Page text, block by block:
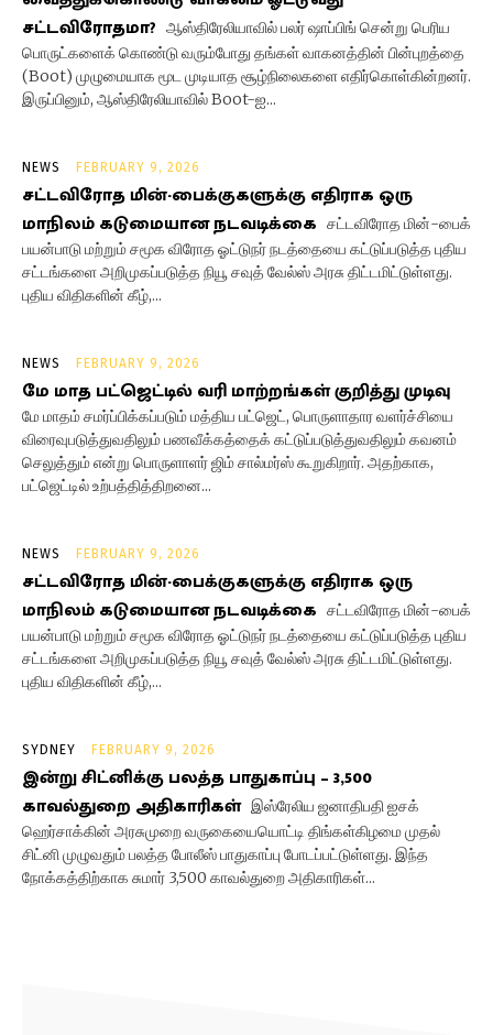
சட்டவிரோதமா? ஆஸ்திரேலியாவில் பலர் ஷாப்பிங் சென்று பெரிய
பொருட்களைக் கொண்டு வரும்போது தங்கள் வாகனத்தின் பின்புறத்தை
(Boot) முழுமையாக மூட முடியாத சூழ்நிலைகளை எதிர்கொள்கின்றனர்.
இருப்பினும், ஆஸ்திரேலியாவில் Boot-ஐ...
NEWS FEBRUARY 9, 2026
சட்டவிரோத மின்-பைக்குகளுக்கு எதிராக ஒரு
மாநிலம் கடுமையான நடவடிக்கை சட்டவிரோத மின்-பைக்
பயன்பாடு மற்றும் சமூக விரோத ஓட்டுநர் நடத்தையை கட்டுப்படுத்த புதிய
சட்டங்களை அறிமுகப்படுத்த நியூ சவுத் வேல்ஸ் அரசு திட்டமிட்டுள்ளது.
புதிய விதிகளின் கீழ்,...
NEWS FEBRUARY 9, 2026
மே மாத பட்ஜெட்டில் வரி மாற்றங்கள் குறித்து முடிவு
மே மாதம் சமர்ப்பிக்கப்படும் மத்திய பட்ஜெட், பொருளாதார வளர்ச்சியை
விரைவுபடுத்துவதிலும் பணவீக்கத்தைக் கட்டுப்படுத்துவதிலும் கவனம்
செலுத்தும் என்று பொருளாளர் ஜிம் சால்மர்ஸ் கூறுகிறார். அதற்காக,
பட்ஜெட்டில் உற்பத்தித்திறனை...
NEWS FEBRUARY 9, 2026
சட்டவிரோத மின்-பைக்குகளுக்கு எதிராக ஒரு
மாநிலம் கடுமையான நடவடிக்கை சட்டவிரோத மின்-பைக்
பயன்பாடு மற்றும் சமூக விரோத ஓட்டுநர் நடத்தையை கட்டுப்படுத்த புதிய
சட்டங்களை அறிமுகப்படுத்த நியூ சவுத் வேல்ஸ் அரசு திட்டமிட்டுள்ளது.
புதிய விதிகளின் கீழ்,...
SYDNEY FEBRUARY 9, 2026
இன்று சிட்னிக்கு பலத்த பாதுகாப்பு – 3,500
காவல்துறை அதிகாரிகள் இஸ்ரேலிய ஜனாதிபதி ஐசக்
ஹெர்சாக்கின் அரசுமுறை வருகையையொட்டி திங்கள்கிழமை முதல்
சிட்னி முழுவதும் பலத்த போலீஸ் பாதுகாப்பு போடப்பட்டுள்ளது. இந்த
நோக்கத்திற்காக சுமார் 3,500 காவல்துறை அதிகாரிகள்...